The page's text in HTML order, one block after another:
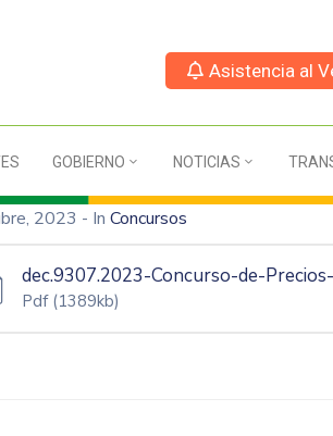
Asistencia al
GOBIERNO NOTICIAS
2023 - In Concursos
dec.9307.2023-Concurso-de-
Pdf (1389kb)